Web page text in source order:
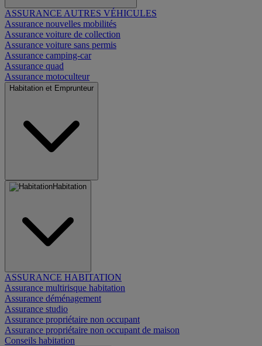
ASSURANCE AUTRES VÉHICULES
Assurance nouvelles mobilités
Assurance voiture de collection
Assurance voiture sans permis
Assurance camping-car
Assurance quad
Assurance motoculteur
Habitation et Emprunteur
Habitation
ASSURANCE HABITATION
Assurance multirisque habitation
Assurance déménagement
Assurance studio
Assurance propriétaire non occupant
Assurance propriétaire non occupant de maison
Conseils habitation